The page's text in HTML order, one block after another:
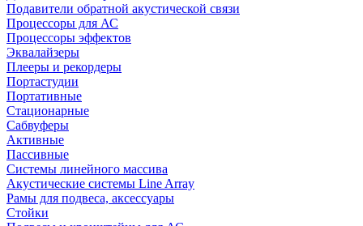
Подавители обратной акустической связи
Процессоры для АС
Процессоры эффектов
Эквалайзеры
Плееры и рекордеры
Портастудии
Портативные
Стационарные
Сабвуферы
Активные
Пассивные
Системы линейного массива
Акустические системы Line Array
Рамы для подвеса, аксессуары
Стойки